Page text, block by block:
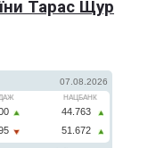
Тарас Щур